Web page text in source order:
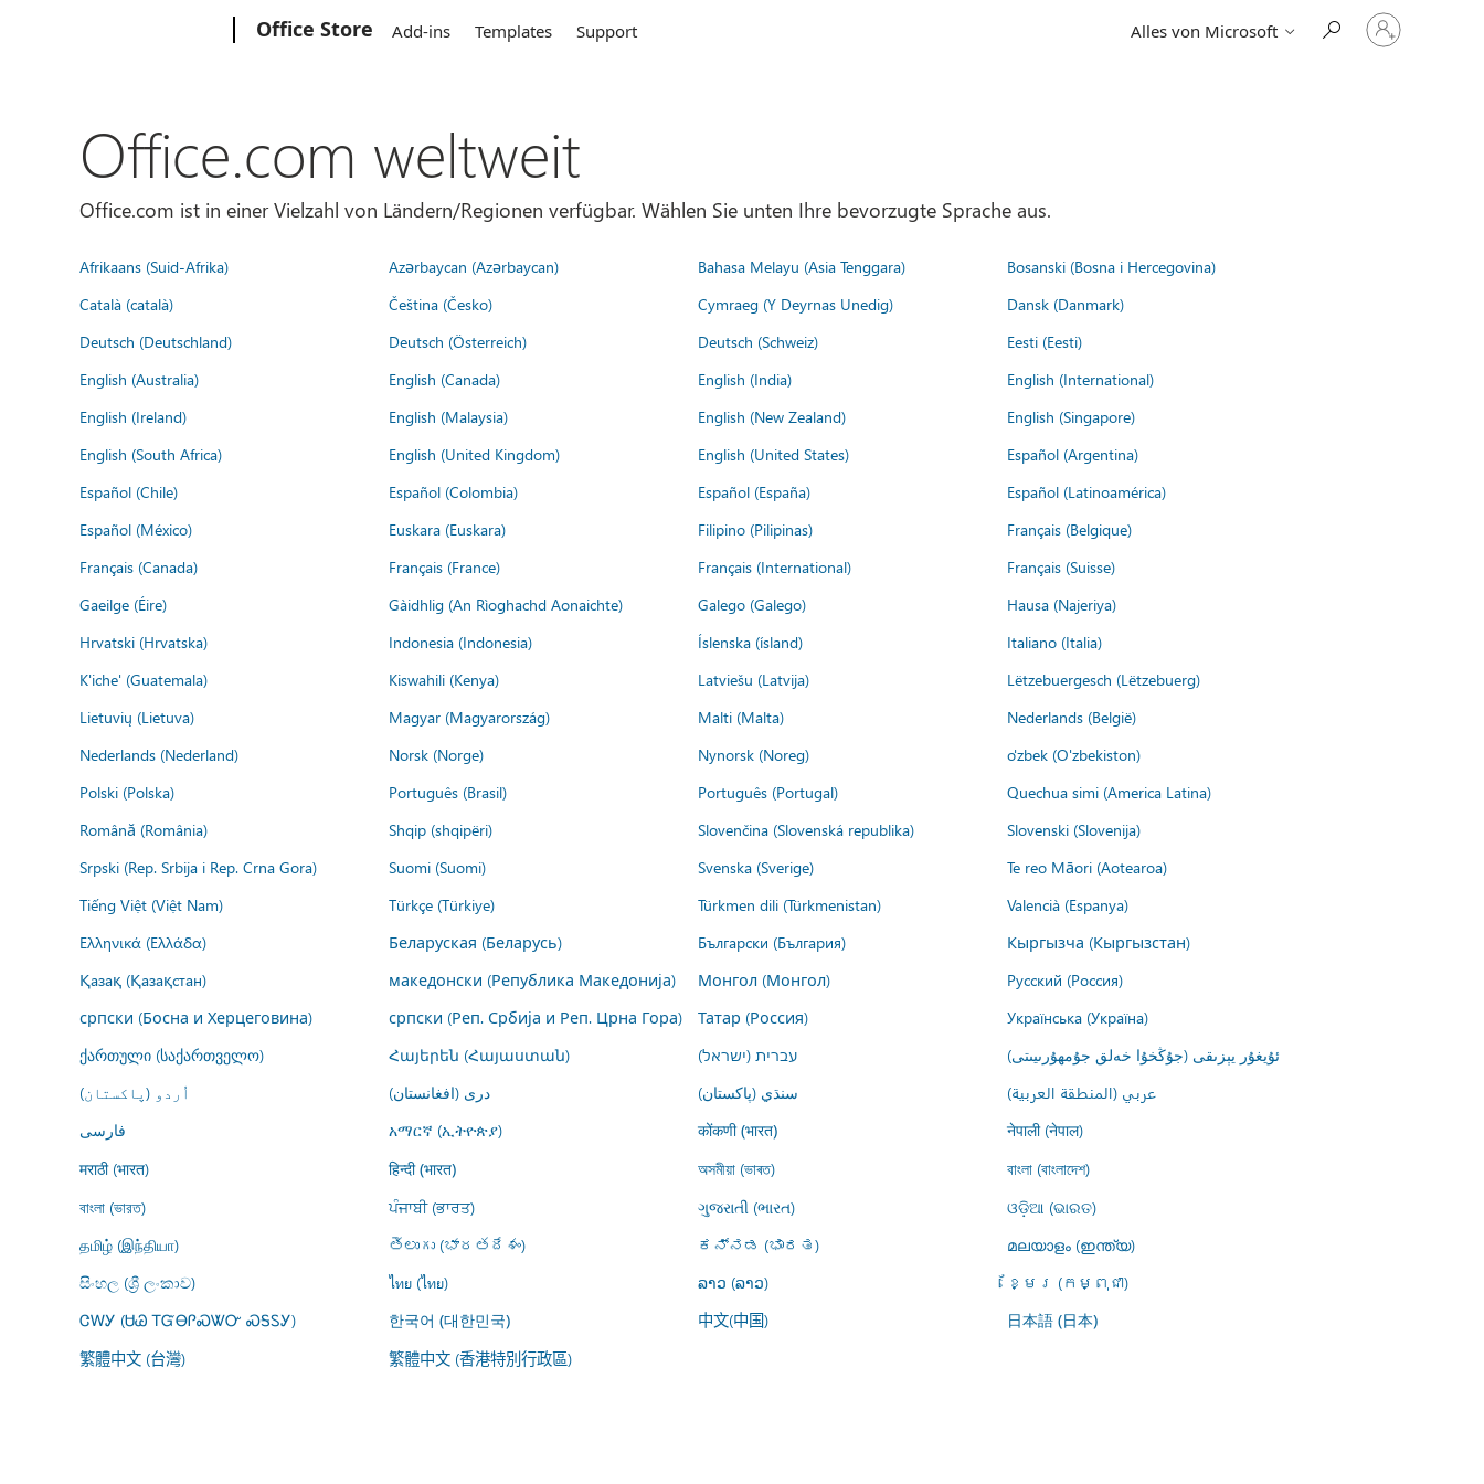
Office Store Add-ins Templates Support Alles von Microsoft
Bei
Ihrem
Konto
Office.com weltweit
Office.com ist in einer Vielzahl von Ländern/Regionen verfügbar. Wählen Sie unten Ihre bevorzugte Sprache aus.
Afrikaans (Suid-Afrika) Azərbaycan (Azərbaycan) Bahasa Melayu (Asia Tenggara)
Bosanski (Bosna i Hercegovina)
Català (català)
Čeština (Česko) Cymraeg (Y Deyrnas Unedig)
Dansk (Danmark)
Deutsch (Deutschland)
Deutsch (Österreich) Deutsch (Schweiz)
Eesti (Eesti)
English (Australia)
English (Canada) English (India)
English (International)
English (Ireland)
English (Malaysia) English (New Zealand)
English (Singapore)
English (South Africa)
English (United Kingdom) English (United States)
Español (Argentina)
Español (Chile)
Español (Colombia) Español (España)
Español (Latinoamérica)
Español (México)
Euskara (Euskara) Filipino (Pilipinas)
Français (Belgique)
Français (Canada)
Français (France) Français (International)
Français (Suisse)
Gaeilge (Éire)
Gàidhlig (An Rìoghachd Aonaichte) Galego (Galego)
Hausa (Najeriya)
Hrvatski (Hrvatska)
Indonesia (Indonesia) Íslenska (ísland)
Italiano (Italia)
K'iche' (Guatemala)
Kiswahili (Kenya) Latviešu (Latvija)
Lëtzebuergesch (Lëtzebuerg)
Lietuvių (Lietuva)
Magyar (Magyarország) Malti (Malta)
Nederlands (België)
Nederlands (Nederland)
Norsk (Norge) Nynorsk (Noreg)
o'zbek (O'zbekiston)
Polski (Polska)
Português (Brasil) Português (Portugal)
Quechua simi (America Latina)
Română (România)
Shqip (shqipëri) Slovenčina (Slovenská republika)
Slovenski (Slovenija)
Srpski (Rep. Srbija i Rep. Crna Gora)
Suomi (Suomi) Svenska (Sverige)
Te reo Māori (Aotearoa)
Tiếng Việt (Việt Nam)
Türkçe (Türkiye) Türkmen dili (Türkmenistan)
Valencià (Espanya)
Ελληνικά (Ελλάδα)
Беларуская (Беларусь) Български (България)
Кыргызча (Кыргызстан)
Қазақ (Қазақстан)
македонски (Република Македонија) Монгол (Монгол)
Русский (Россия)
српски (Босна и Херцеговина)
српски (Реп. Србија и Реп. Црна Гора) Татар (Россия)
Українська (Україна)
ქართული (საქართველო)
Հայերեն (Հայաստան) עברית (ישראל)
ئۇيغۇر يېزىقى (جۇڭخۇا خەلق جۇمھۇرىيىتى)
اُردو (پاکستان)
درى (افغانستان) سنڌي (پاکستان)
عربي (المنطقة العربية)
فارسى
አማርኛ (ኢትዮጵያ) कोंकणी (भारत)
नेपाली (नेपाल)
मराठी (भारत)
हिन्दी (भारत) অসমীয়া (ভাৰত)
বাংলা (বাংলাদেশ)
বাংলা (ভারত)
ਪੰਜਾਬੀ (ਭਾਰਤ) ગુજરાતી (ભારત)
ଓଡ଼ିଆ (ଭାରତ)
தமிழ் (இந்தியா)
తెలుగు (భారతదేశం) ಕನ್ನಡ (ಭಾರತ)
മലയാളം (ഇന്ത്യ)
සිංහල (ශ්‍රී ලංකාව)
ไทย (ไทย) ລາວ (ລາວ)
ខ្មែរ (កម្ពុជា)
ᏣᎳᎩ (ᏌᏊ ᎢᏳᎾᎵᏍᏔᏅ ᏍᎦᏚᎩ)
한국어 (대한민국) 中文(中国) 日本語 (日本)
繁體中文 (台灣) 繁體中文 (香港特別行政區)